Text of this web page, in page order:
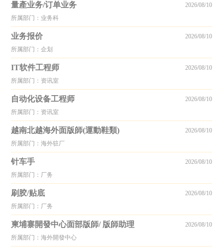
量產业务/订单业务
所属部门：业务科
2026/08/10
业务报价
所属部门：企划
2026/08/10
IT软件工程师
所属部门：资讯室
2026/08/10
自动化设备工程师
所属部门：资讯室
2026/08/10
越南北越海外面版師(運動鞋類)
所属部门：海外驻厂
2026/08/10
针车手
所属部门：厂务
2026/08/10
刷胶/贴底
所属部门：厂务
2026/08/10
柬埔寨開發中心面部版師/ 版師助理
所属部门：海外開發中心
2026/08/10